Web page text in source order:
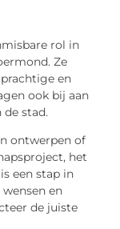
rol in
Ze
en
ook bij aan
de stad.
ontwerpen of
het
een stap in
en
de juiste